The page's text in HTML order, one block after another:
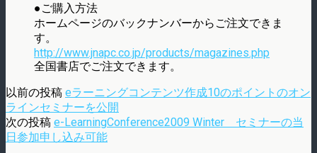
●ご購入方法
ホームページのバックナンバーからご注文できま
す。
http://www.jnapc.co.jp/products/magazines.php
全国書店でご注文できます。
以前の投稿 eラーニングコンテンツ作成10のポイントのオン
ラインセミナーを公開
次の投稿 e-LearningConference2009 Winter セミナーの当
日参加申し込み可能